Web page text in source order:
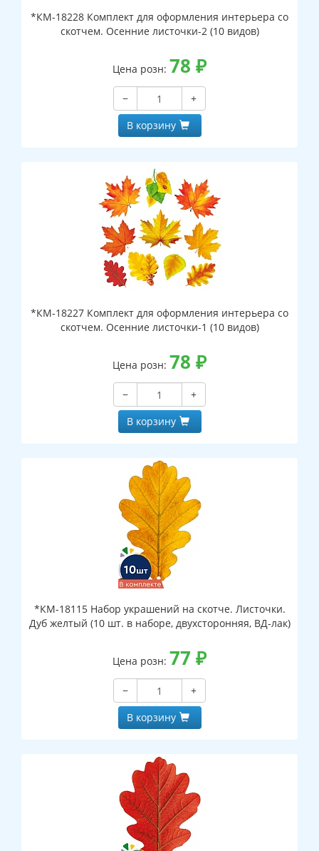
*КМ-18228 Комплект для оформления интерьера со
скотчем. Осенние листочки-2 (10 видов)
Цена розн: 78 ₽
−
+
В корзину
*КМ-18227 Комплект для оформления интерьера со
скотчем. Осенние листочки-1 (10 видов)
Цена розн: 78 ₽
−
+
В корзину
*КМ-18115 Набор украшений на скотче. Листочки.
Дуб желтый (10 шт. в наборе, двухсторонняя, ВД-лак)
Цена розн: 77 ₽
−
+
В корзину